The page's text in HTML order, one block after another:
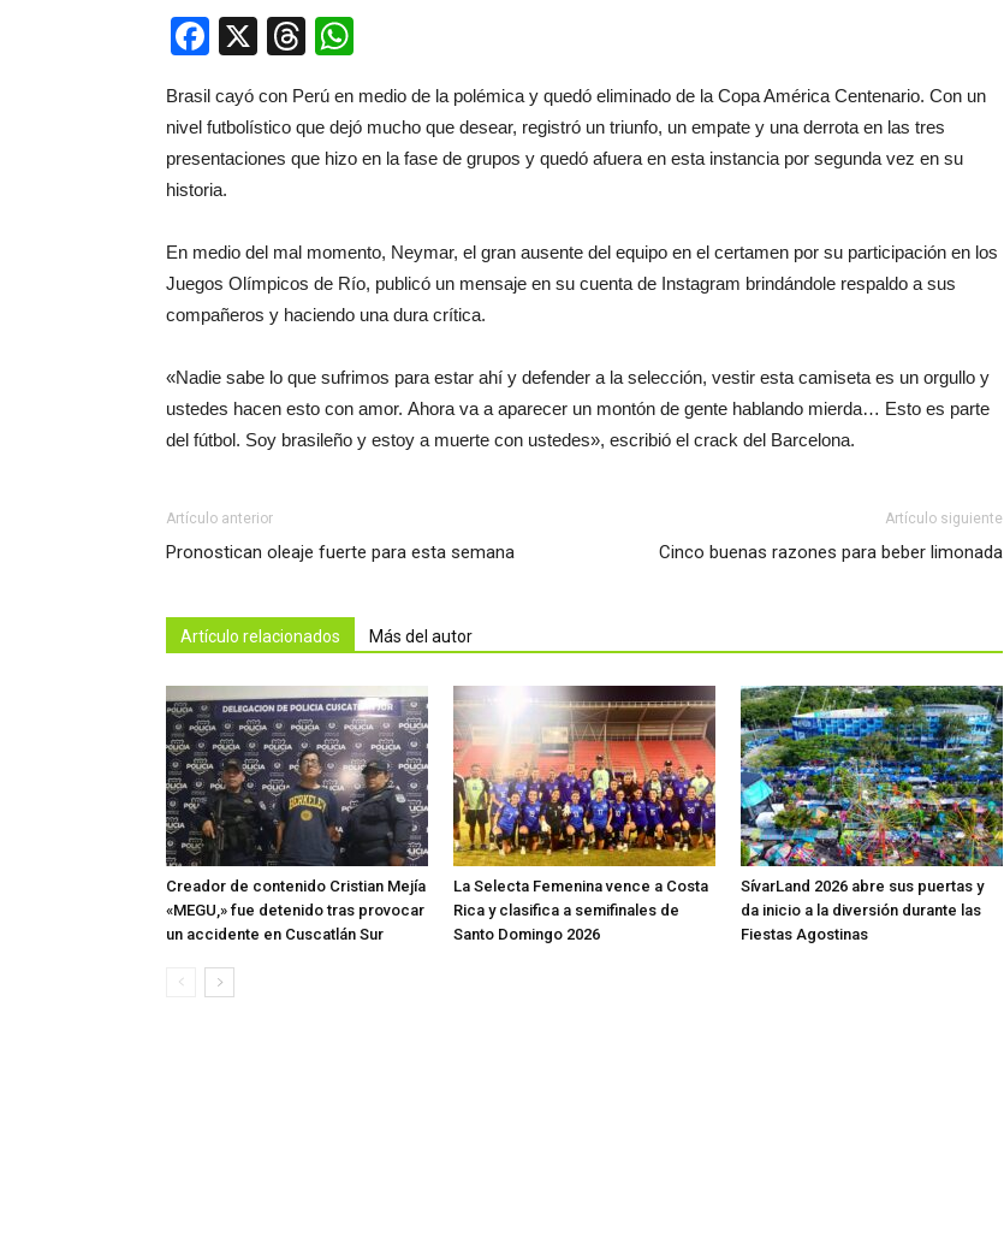
Facebook
X Threads
Brasil cayó con Perú en medio de la polémica y quedó eliminado de la Copa América Centenario. Con un
nivel futbolístico que dejó mucho que desear, registró un triunfo, un empate y una derrota en las tres
presentaciones que hizo en la fase de grupos y quedó afuera en esta instancia por segunda vez en su
historia.
En medio del mal momento, Neymar, el gran ausente del equipo en el certamen por su participación en los
Juegos Olímpicos de Río, publicó un mensaje en su cuenta de Instagram brindándole respaldo a sus
compañeros y haciendo una dura crítica.
«Nadie sabe lo que sufrimos para estar ahí y defender a la selección, vestir esta camiseta es un orgullo y
ustedes hacen esto con amor. Ahora va a aparecer un montón de gente hablando mierda… Esto es parte
del fútbol. Soy brasileño y estoy a muerte con ustedes», escribió el crack del Barcelona.
Artículo anterior
Pronostican oleaje fuerte para esta semana
Artículo siguiente
Cinco buenas razones para beber limonada
Artículo relacionados Más del autor
Creador de contenido Cristian Mejía
«MEGU,» fue detenido tras provocar
un accidente en Cuscatlán Sur
La Selecta Femenina vence a Costa
Rica y clasifica a semifinales de
Santo Domingo 2026
SívarLand 2026 abre sus puertas y
da inicio a la diversión durante las
Fiestas Agostinas